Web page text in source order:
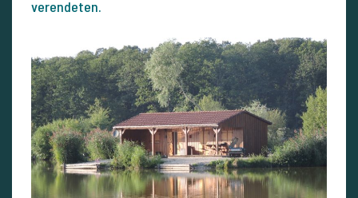
verendeten.